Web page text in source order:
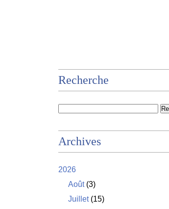
Recherche
Archives
2026
Août(3)
Juillet(15)